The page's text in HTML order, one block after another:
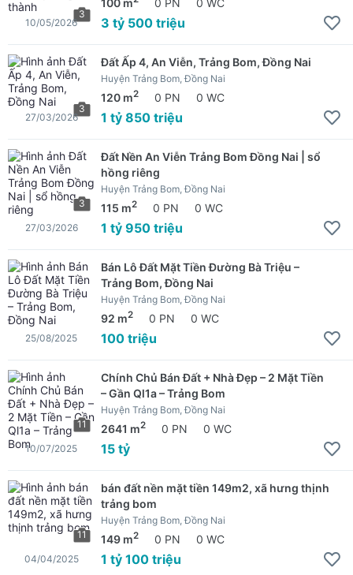
3
3 tỷ 500 triệu
10/05/2026
3
Đất Ấp 4, An Viễn, Trảng Bom, Đồng Nai
Huyện Trảng Bom, Đồng Nai
120 m2 0 PN 0 WC
1 tỷ 850 triệu
27/03/2026
3
Đất Nền An Viễn Trảng Bom Đồng Nai | sổ
hồng riêng
Huyện Trảng Bom, Đồng Nai
115 m2 0 PN 0 WC
1 tỷ 950 triệu
27/03/2026
Bán Lô Đất Mặt Tiền Đường Bà Triệu –
Trảng Bom, Đồng Nai
Huyện Trảng Bom, Đồng Nai
92 m2 0 PN 0 WC
100 triệu
25/08/2025
11
Chính Chủ Bán Đất + Nhà Đẹp – 2 Mặt Tiền
– Gần Ql1a – Trảng Bom
Huyện Trảng Bom, Đồng Nai
2641 m2 0 PN 0 WC
15 tỷ
10/07/2025
11
bán đất nền mặt tiền 149m2, xã hưng thịnh
trảng bom
Huyện Trảng Bom, Đồng Nai
149 m2 0 PN 0 WC
1 tỷ 100 triệu
04/04/2025